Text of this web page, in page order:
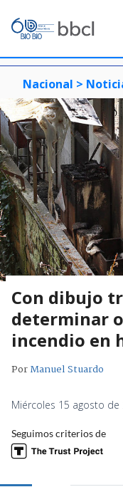
Nacional >
Con dibujo
determinar
incendio en
PorManuel Stuardo
Miércoles 15 agosto de
Seguimos criterios de